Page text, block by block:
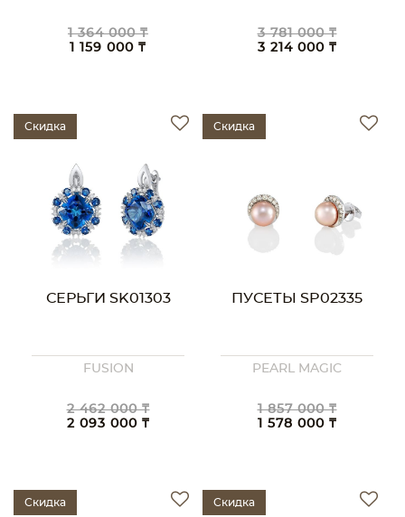
1 364 000 ₸
1 159 000 ₸
3 781 000 ₸
3 214 000 ₸
Скидка
СЕРЬГИ SK01303
FUSION
2 462 000 ₸
2 093 000 ₸
Скидка
ПУСЕТЫ SP02335
PEARL MAGIC
1 857 000 ₸
1 578 000 ₸
Скидка Скидка